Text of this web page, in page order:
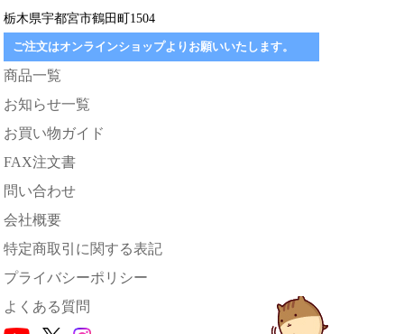
栃木県宇都宮市鶴田町1504
ご注文はオンラインショップよりお願いいたします。
商品一覧
お知らせ一覧
お買い物ガイド
FAX注文書
問い合わせ
会社概要
特定商取引に関する表記
プライバシーポリシー
よくある質問